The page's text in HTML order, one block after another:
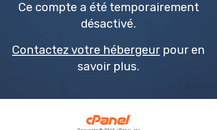
Ce compte a été temporairement
désactivé.
Contactez votre hébergeur pour en
savoir plus.